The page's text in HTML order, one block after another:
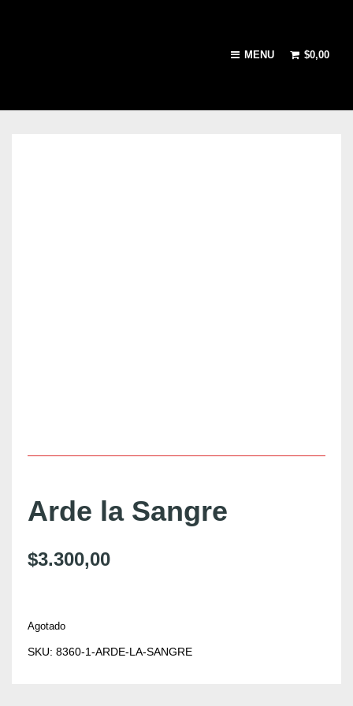
MENU $0,00
Arde la Sangre
$3.300,00
Agotado
SKU: 8360-1-ARDE-LA-SANGRE